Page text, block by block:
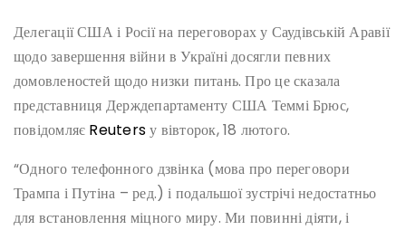
Делегації США і Росії на переговорах у Саудівській Аравії
щодо завершення війни в Україні досягли певних
домовленостей щодо низки питань. Про це сказала
представниця Держдепартаменту США Теммі Брюс,
повідомляє Reutersу вівторок, 18 лютого.
“Одного телефонного дзвінка (мова про переговори
Трампа і Путіна – ред.) і подальшої зустрічі недостатньо
для встановлення міцного миру. Ми повинні діяти, і